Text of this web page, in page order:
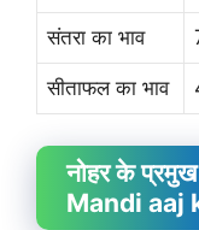
संतरा का भाव
सीताफल का भाव
नोहर के
Mandi aaj